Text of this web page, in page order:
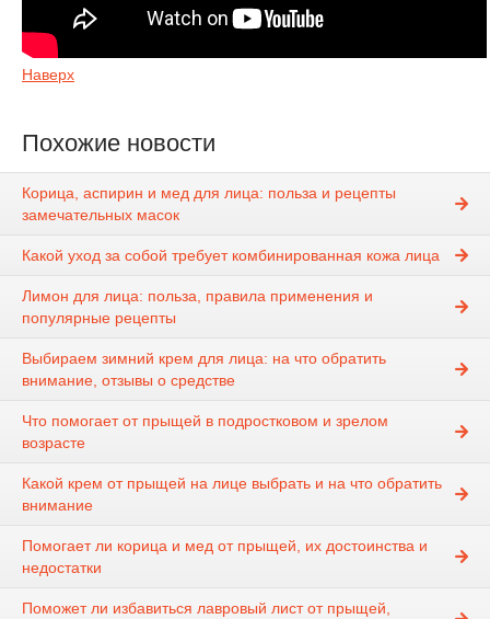
Наверх
Похожие новости
Корица, аспирин и мед для лица: польза и рецепты
замечательных масок
Какой уход за собой требует комбинированная кожа лица
Лимон для лица: польза, правила применения и
популярные рецепты
Выбираем зимний крем для лица: на что обратить
внимание, отзывы о средстве
Что помогает от прыщей в подростковом и зрелом
возрасте
Какой крем от прыщей на лице выбрать и на что обратить
внимание
Помогает ли корица и мед от прыщей, их достоинства и
недостатки
Поможет ли избавиться лавровый лист от прыщей,